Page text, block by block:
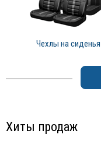
Чехлы на сиденья
Хиты продаж